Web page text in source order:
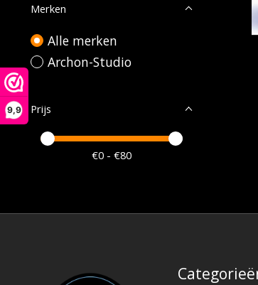
9,9
Merken
Alle merken
Archon-Studio
Prijs
Minimale prijswaarde
Price maximum value
€0 - €80